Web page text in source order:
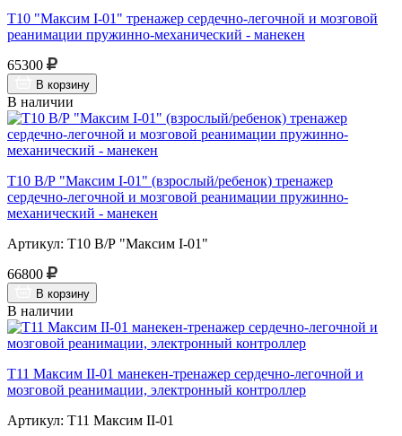
Т10 "Максим I-01" тренажер сердечно-легочной и мозговой
реанимации пружинно-механический - манекен
65300
В корзину
В наличии
Т10 В/Р "Максим I-01" (взрослый/ребенок) тренажер
сердечно-легочной и мозговой реанимации пружинно-
механический - манекен
Артикул: Т10 В/Р "Максим I-01"
66800
В корзину
В наличии
Т11 Максим II-01 манекен-тренажер сердечно-легочной и
мозговой реанимации, электронный контроллер
Артикул: Т11 Максим II-01